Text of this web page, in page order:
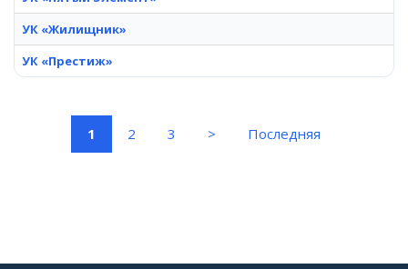
УК «Жилищник»
УК «Престиж»
1 (current)
2 3 > Последняя